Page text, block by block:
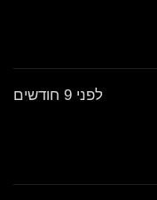
לפני 9 חודשים